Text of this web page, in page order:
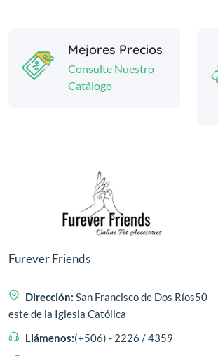
Mejores Precios
Consulte Nuestro
Catálogo
Furever Friends
Dirección: San Francisco de Dos Ríos50
este de la Iglesia Católica
Llámenos:(+506) - 2226 / 4359